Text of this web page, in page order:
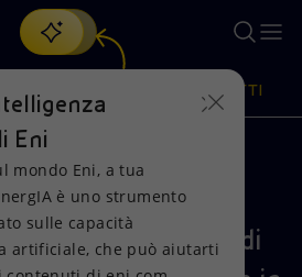
nuova soluzione di intelligenza
PRODOTTI
Stampa
siglano accordo di
Eni
mondo Eni, a tua
è uno strumento
sulle capacità
artificiale, che può aiutarti